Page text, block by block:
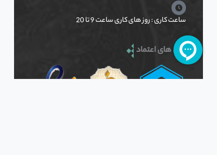
ساعت کاری : روز های کاری ساعت 9 تا 20
نماد های اعتماد